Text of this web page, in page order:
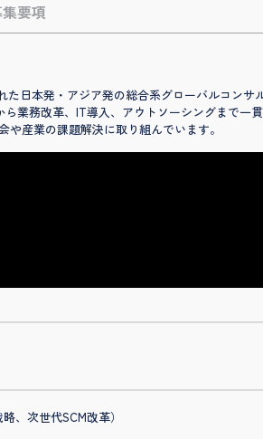
要項
日本発・アジア発の総合系グローバルコンサ
業務改革、IT導入、アウトソーシングまで一
産業の課題解決に取り組んでいます。
、次世代SCM改革）